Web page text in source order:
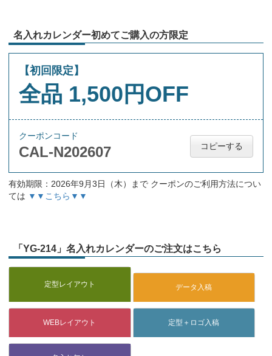
名入れカレンダー初めてご購入の方限定
【初回限定】
全品 1,500円OFF
クーポンコード
CAL-N202607 コピーする
有効期限：2026年9月3日（木）まで クーポンのご利用方法につい
ては ▼▼こちら▼▼
「YG-214」名入れカレンダーのご注文はこちら